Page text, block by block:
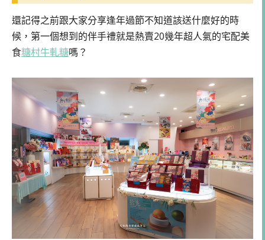
還記得之前跟大家分享逢年過節不知道該送什麼好的時
候，第一個想到的伴手禮就是熱賣20幾年超人氣的宅配美
食糖村牛軋糖嗎？